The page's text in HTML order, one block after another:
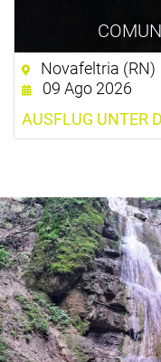
Novafeltria (RN)
09 Ago 2026
AUSFLUG UNTER